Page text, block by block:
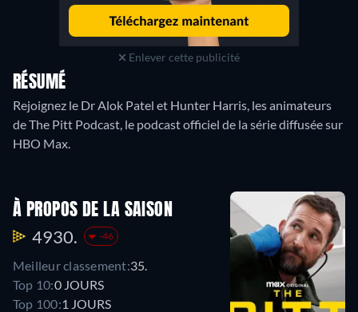
Enlever cette publicité
RÉSUMÉ
Rejoignez le Dr Alok Patel et Hunter Harris, les animateurs
de The Pitt Podcast, le podcast officiel de la série diffusée sur
HBO Max.
À PROPOS DE LA SAISON
4930. -46
Meilleur classement:35.
Top 10:0 JOURS
Top 100:1 JOURS